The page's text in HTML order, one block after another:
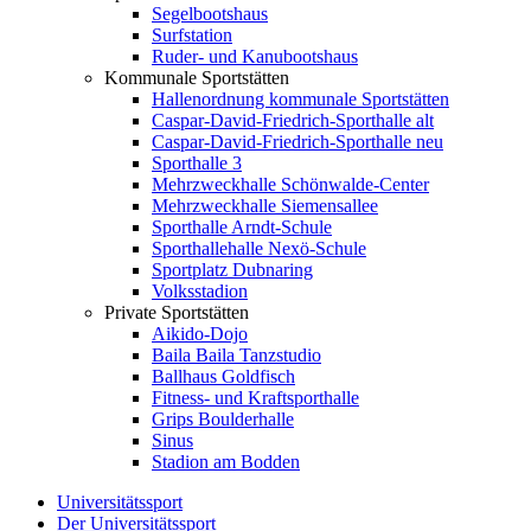
Segelbootshaus
Surfstation
Ruder- und Kanubootshaus
Kommunale Sportstätten
Hallenordnung kommunale Sportstätten
Caspar-David-Friedrich-Sporthalle alt
Caspar-David-Friedrich-Sporthalle neu
Sporthalle 3
Mehrzweckhalle Schönwalde-Center
Mehrzweckhalle Siemensallee
Sporthalle Arndt-Schule
Sporthallehalle Nexö-Schule
Sportplatz Dubnaring
Volksstadion
Private Sportstätten
Aikido-Dojo
Baila Baila Tanzstudio
Ballhaus Goldfisch
Fitness- und Kraftsporthalle
Grips Boulderhalle
Sinus
Stadion am Bodden
Universitätssport
Der Universitätssport